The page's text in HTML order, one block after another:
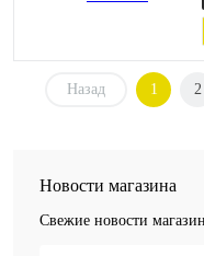
Назад 1 2
Новости магазина
Свежие новости